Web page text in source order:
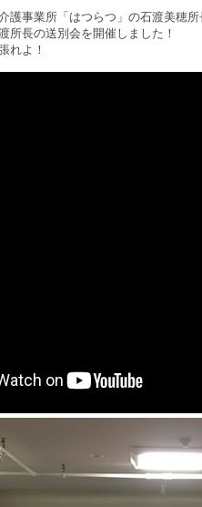
護事業所「はつらつ」の石渡美穂
所長の送別会を開催しました！
れよ！